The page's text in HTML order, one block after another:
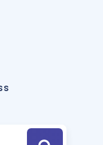
Hesaplama Aracı
için Öneriler
Tek Takvimde